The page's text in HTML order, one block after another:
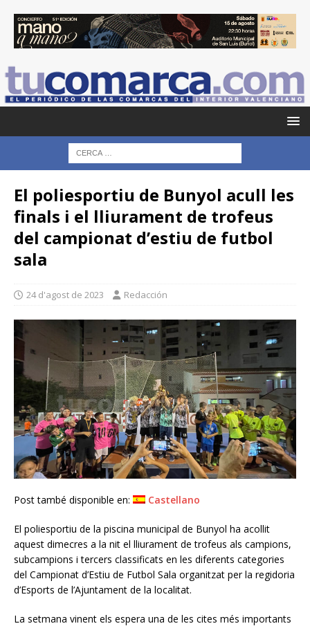
El poliesportiu de Bunyol acull les
finals i el lliurament de trofeus
del campionat d’estiu de futbol
sala
24 d'agost de 2023 Redacción
Post també disponible en: Castellano
El poliesportiu de la piscina municipal de Bunyol ha acollit
aquest dimecres a la nit el lliurament de trofeus als campions,
subcampions i tercers classificats en les diferents categories
del Campionat d’Estiu de Futbol Sala organitzat per la regidoria
d’Esports de l’Ajuntament de la localitat.
La setmana vinent els espera una de les cites més importants